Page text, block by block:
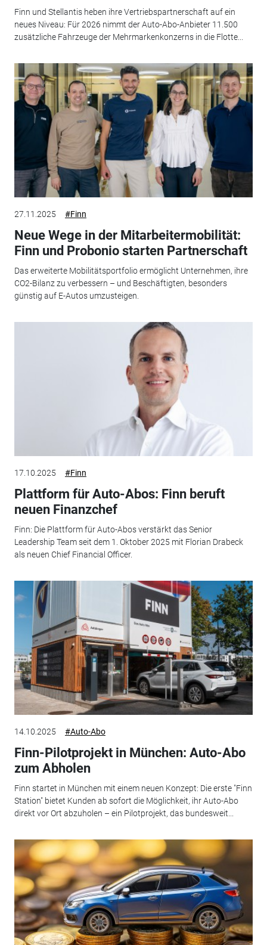
Finn und Stellantis heben ihre Vertriebspartnerschaft auf ein
neues Niveau: Für 2026 nimmt der Auto-Abo-Anbieter 11.500
zusätzliche Fahrzeuge der Mehrmarkenkonzerns in die Flotte...
27.11.2025 #Finn
Neue Wege in der Mitarbeitermobilität:
Finn und Probonio starten Partnerschaft
Das erweiterte Mobilitätsportfolio ermöglicht Unternehmen, ihre
CO2-Bilanz zu verbessern – und Beschäftigten, besonders
günstig auf E-Autos umzusteigen.
17.10.2025 #Finn
Plattform für Auto-Abos: Finn beruft
neuen Finanzchef
Finn: Die Plattform für Auto-Abos verstärkt das Senior
Leadership Team seit dem 1. Oktober 2025 mit Florian Drabeck
als neuen Chief Financial Officer.
14.10.2025 #Auto-Abo
Finn-Pilotprojekt in München: Auto-Abo
zum Abholen
Finn startet in München mit einem neuen Konzept: Die erste "Finn
Station" bietet Kunden ab sofort die Möglichkeit, ihr Auto-Abo
direkt vor Ort abzuholen – ein Pilotprojekt, das bundesweit...